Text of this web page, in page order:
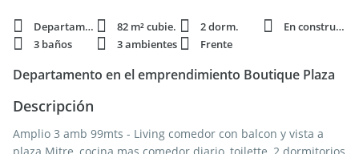
Departamento 82 m² cubie. 2 dorm.
En construcción
3 baños
3 ambientes Frente
Departamento en el emprendimiento Boutique Plaza
Descripción
Amplio 3 amb 99mts - Living comedor con balcon y vista a